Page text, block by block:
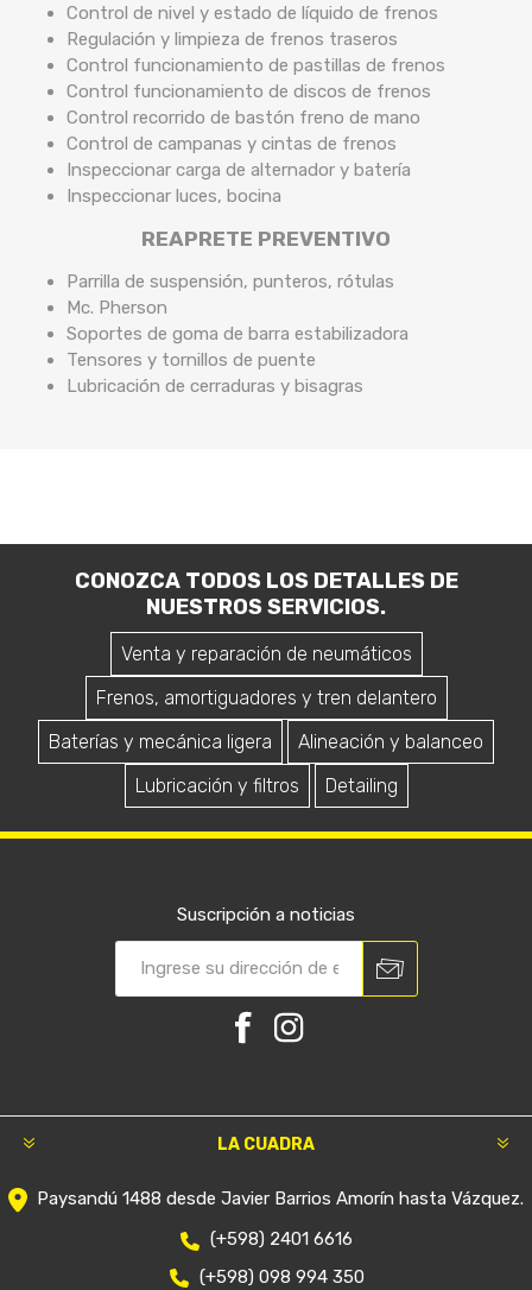
Control de nivel y estado de líquido de frenos
Regulación y limpieza de frenos traseros
Control funcionamiento de pastillas de frenos
Control funcionamiento de discos de frenos
Control recorrido de bastón freno de mano
Control de campanas y cintas de frenos
Inspeccionar carga de alternador y batería
Inspeccionar luces, bocina
REAPRETE PREVENTIVO
Parrilla de suspensión, punteros, rótulas
Mc. Pherson
Soportes de goma de barra estabilizadora
Tensores y tornillos de puente
Lubricación de cerraduras y bisagras
CONOZCA TODOS LOS DETALLES DE
NUESTROS SERVICIOS.
Venta y reparación de neumáticos
Frenos, amortiguadores y tren delantero
Baterías y mecánica ligera
Alineación y balanceo
Lubricación y filtros
Detailing
Suscripción a noticias
LA CUADRA
Paysandú 1488 desde Javier Barrios Amorín hasta Vázquez.
(+598) 2401 6616
(+598) 098 994 350